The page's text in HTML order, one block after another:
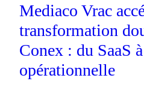
Mediaco Vrac
transformation
Conex : du SaaS
opérationnelle